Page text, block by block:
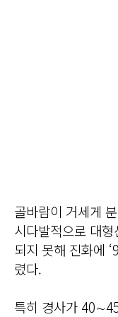
골바람이 거세게
시다발적으로 대
되지 못해 진화에
렸다.
특히 경사가